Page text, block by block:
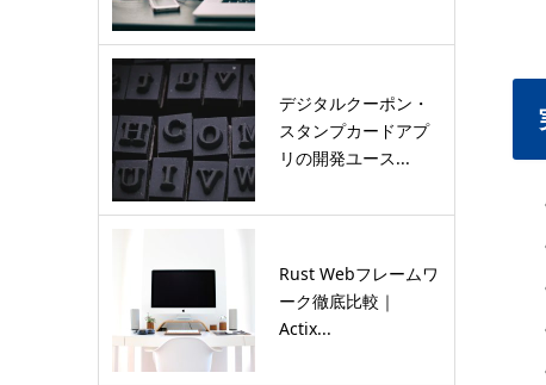
デジタルクーポン・
スタンプカードアプ
リの開発ユース...
Rust Webフレームワ
ーク徹底比較｜
Actix...